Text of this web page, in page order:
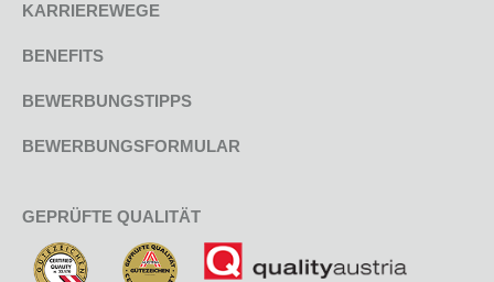
KARRIEREWEGE
BENEFITS
BEWERBUNGSTIPPS
BEWERBUNGSFORMULAR
GEPRÜFTE QUALITÄT